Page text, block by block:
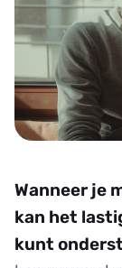
Wanneer je
kan het
kunt